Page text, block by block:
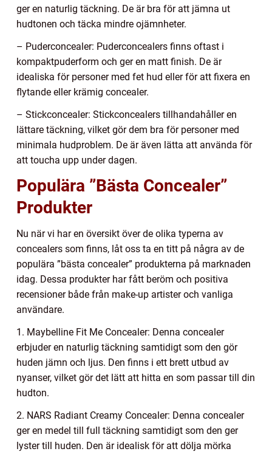
ger en naturlig täckning. De är bra för att jämna ut
hudtonen och täcka mindre ojämnheter.
– Puderconcealer: Puderconcealers finns oftast i
kompaktpuderform och ger en matt finish. De är
idealiska för personer med fet hud eller för att fixera en
flytande eller krämig concealer.
– Stickconcealer: Stickconcealers tillhandahåller en
lättare täckning, vilket gör dem bra för personer med
minimala hudproblem. De är även lätta att använda för
att toucha upp under dagen.
Populära ”Bästa Concealer”
Produkter
Nu när vi har en översikt över de olika typerna av
concealers som finns, låt oss ta en titt på några av de
populära ”bästa concealer” produkterna på marknaden
idag. Dessa produkter har fått beröm och positiva
recensioner både från make-up artister och vanliga
användare.
1. Maybelline Fit Me Concealer: Denna concealer
erbjuder en naturlig täckning samtidigt som den gör
huden jämn och ljus. Den finns i ett brett utbud av
nyanser, vilket gör det lätt att hitta en som passar till din
hudton.
2. NARS Radiant Creamy Concealer: Denna concealer
ger en medel till full täckning samtidigt som den ger
lyster till huden. Den är idealisk för att dölja mörka